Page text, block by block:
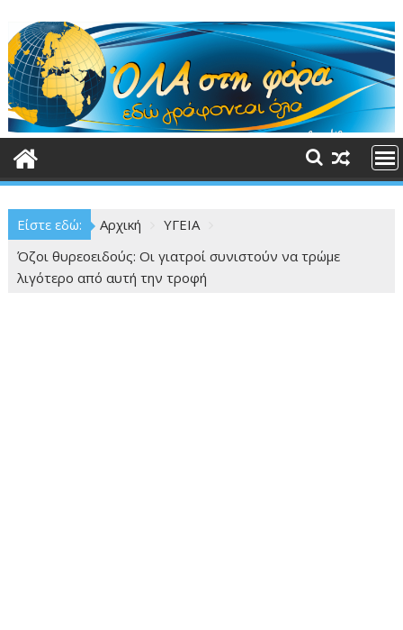
στο
περιεχόμενο
Είστε εδώ: Αρχική
ΥΓΕΙΑ
Όζοι θυρεοειδούς: Οι γιατροί συνιστούν να τρώμε
λιγότερο από αυτή την τροφή